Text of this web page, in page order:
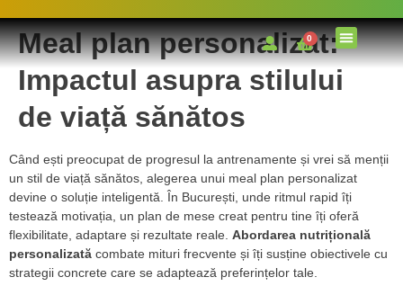
0
Meal plan personalizat:
Impactul asupra stilului
de viață sănătos
Când ești preocupat de progresul la antrenamente și vrei să menții
un stil de viață sănătos, alegerea unui meal plan personalizat
devine o soluție inteligentă. În București, unde ritmul rapid îți
testează motivația, un plan de mese creat pentru tine îți oferă
flexibilitate, adaptare și rezultate reale. Abordarea nutrițională
personalizată combate mituri frecvente și îți susține obiectivele cu
strategii concrete care se adaptează preferințelor tale.